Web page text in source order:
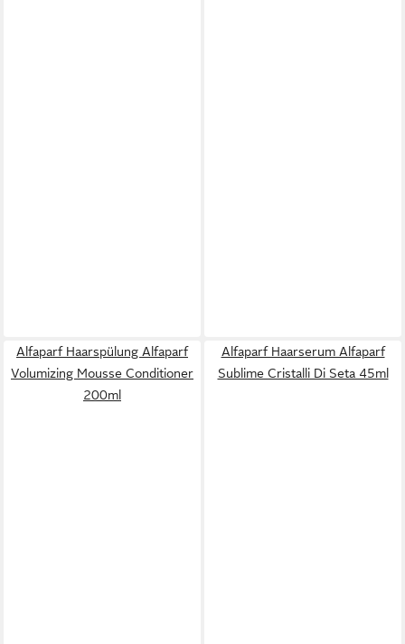
Alfaparf Haarspülung Alfaparf
Volumizing Mousse Conditioner
200ml
Alfaparf Haarserum Alfaparf
Sublime Cristalli Di Seta 45ml